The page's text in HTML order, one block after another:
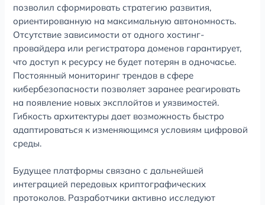
позволил сформировать стратегию развития,
ориентированную на максимальную автономность.
Отсутствие зависимости от одного хостинг-
провайдера или регистратора доменов гарантирует,
что доступ к ресурсу не будет потерян в одночасье.
Постоянный мониторинг трендов в сфере
кибербезопасности позволяет заранее реагировать
на появление новых эксплойтов и уязвимостей.
Гибкость архитектуры дает возможность быстро
адаптироваться к изменяющимся условиям цифровой
среды.
Будущее платформы связано с дальнейшей
интеграцией передовых криптографических
протоколов. Разработчики активно исследуют